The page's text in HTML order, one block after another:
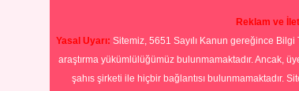
Reklam ve
Yasal Uyarı: Sitemiz, 5651 Sayılı Kanun gereğince
araştırma yükümlülüğümüz bulunmamaktadır. Ancak,
şahıs şirketi ile hiçbir bağlantısı bulunmamaktadır.